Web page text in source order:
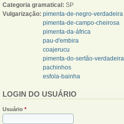
Categoria gramatical: SP
Vulgarização: pimenta-de-negro-verdadeira
pimenta-de-campo-cheirosa
pimenta-da-áfrica
pau-d'embira
coajerucu
pimenta-do-sertão-verdadeira
pachinhos
esfola-bainha
LOGIN DO USUÁRIO
Usuário *